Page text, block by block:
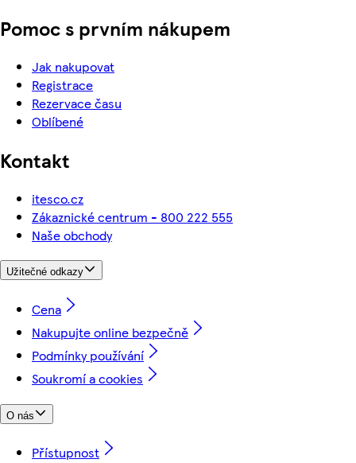
Pomoc s prvním nákupem
Jak nakupovat
Registrace
Rezervace času
Oblíbené
Kontakt
itesco.cz
Zákaznické centrum - 800 222 555
Naše obchody
Užitečné odkazy
Cena
Nakupujte online bezpečně
Podmínky používání
Soukromí a cookies
O nás
Přístupnost